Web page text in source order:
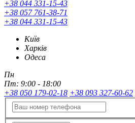
+38 044 331-15-43
+38 057 761-38-71
+38 044 331-15-43
Київ
Харків
Одеса
Пн
Пт: 9:00 - 18:00
+38 050 179-02-18 +38 093 327-60-62